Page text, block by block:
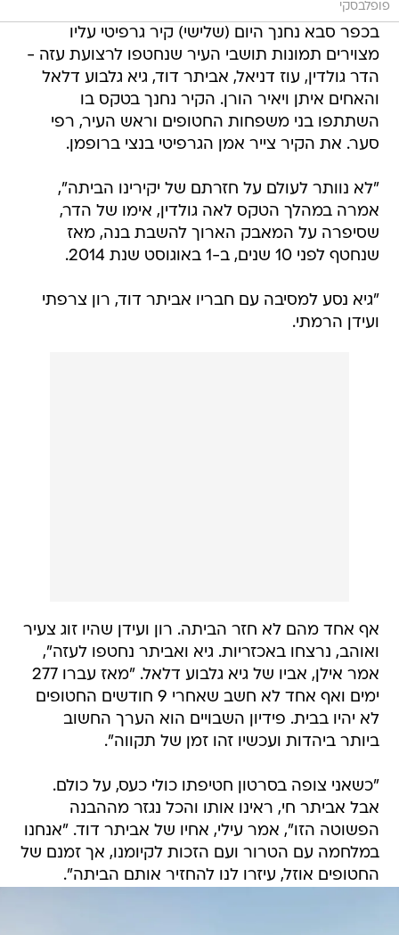
פופלבסקי
בכפר סבא נחנך היום (שלישי) קיר גרפיטי עליו
מצוירים תמונות תושבי העיר שנחטפו לרצועת עזה -
הדר גולדין, עוז דניאל, אביתר דוד, גיא גלבוע דלאל
והאחים איתן ויאיר הורן. הקיר נחנך בטקס בו
השתתפו בני משפחות החטופים וראש העיר, רפי
סער. את הקיר צייר אמן הגרפיטי בנצי ברופמן.
"לא נוותר לעולם על חזרתם של יקירינו הביתה",
אמרה במהלך הטקס לאה גולדין, אימו של הדר,
שסיפרה על המאבק הארוך להשבת בנה, מאז
שנחטף לפני 10 שנים, ב-1 באוגוסט שנת 2014.
"גיא נסע למסיבה עם חבריו אביתר דוד, רון צרפתי
ועידן הרמתי.
אף אחד מהם לא חזר הביתה. רון ועידן שהיו זוג צעיר
ואוהב, נרצחו באכזריות. גיא ואביתר נחטפו לעזה",
אמר אילן, אביו של גיא גלבוע דלאל. "מאז עברו 277
ימים ואף אחד לא חשב שאחרי 9 חודשים החטופים
לא יהיו בבית. פידיון השבויים הוא הערך החשוב
ביותר ביהדות ועכשיו זהו זמן של תקווה".
"כשאני צופה בסרטון חטיפתו כולי כעס, על כולם.
אבל אביתר חי, ראינו אותו והכל נגזר מההבנה
הפשוטה הזו", אמר עילי, אחיו של אביתר דוד. "אנחנו
במלחמה עם הטרור ועם הזכות לקיומנו, אך זמנם של
החטופים אוזל, עיזרו לנו להחזיר אותם הביתה".